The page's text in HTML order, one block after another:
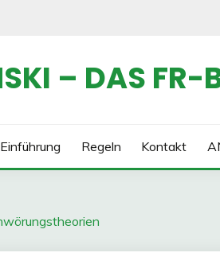
– DAS FR-
Einführung Regeln Kontakt